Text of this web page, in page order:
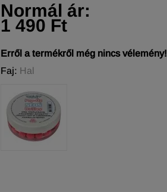
Normál ár:
1 490 Ft
Erről a termékről még nincs vélemény!
Faj: Hal